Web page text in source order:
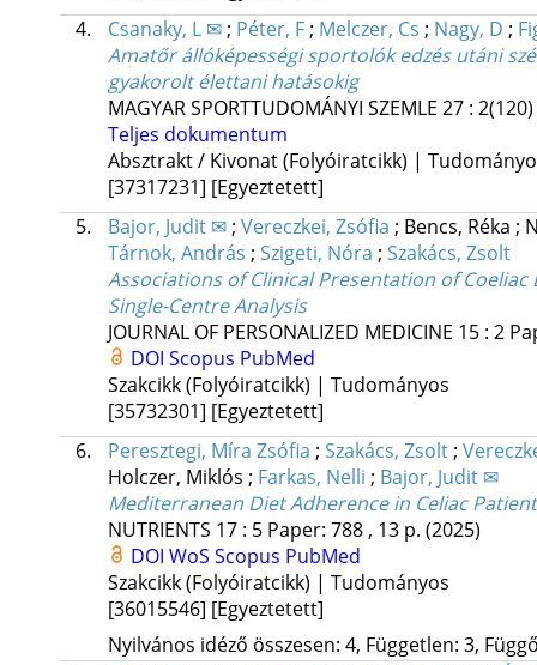
4.
Csanaky, L ✉; Péter, F; Melczer, Cs ; Nagy, D ;
Amatőr állóképességi sportolók edzés utáni
gyakorolt élettani hatásokig
MAGYAR SPORTTUDOMÁNYI SZEMLE 27: 2(120)
Teljes dokumentum
Absztrakt / Kivonat (Folyóiratcikk) |
[37317231] [Egyeztetett]
5.
Bajor, Judit ✉; Vereczkei, Zsófia ; Bencs, Réka ;
Tárnok, András ; Szigeti, Nóra ; Szakács, Zsolt
Associations of Clinical Presentation of
Single-Centre Analysis
JOURNAL OF PERSONALIZED MEDICINE 15: 2
DOI Scopus PubMed
Szakcikk (Folyóiratcikk) | Tudományos
[35732301] [Egyeztetett]
6.
Peresztegi, Míra Zsófia ; Szakács, Zsolt;
Holczer, Miklós ; Farkas, Nelli ; Bajor, Judit ✉
Mediterranean Diet Adherence in Celiac
NUTRIENTS 17: 5 Paper: 788 , 13 p. (2025)
DOI WoS Scopus PubMed
Szakcikk (Folyóiratcikk) | Tudományos
[36015546] [Egyeztetett]
Nyilvános idéző összesen: 4, Független: 3,